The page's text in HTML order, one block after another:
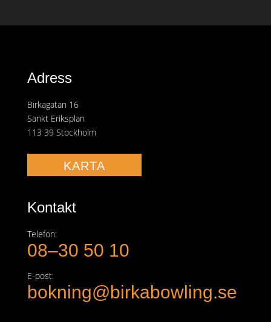
Adress
Birkagatan 16
Sankt Eriksplan
113 39 Stockholm
KARTA
Kontakt
Telefon:
08–30 50 10
E-post:
bokning@birkabowling.se